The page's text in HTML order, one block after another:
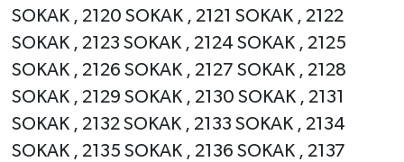
SOKAK , 2120 SOKAK , 2121 SOKAK , 2122
SOKAK , 2123 SOKAK , 2124 SOKAK , 2125
SOKAK , 2126 SOKAK , 2127 SOKAK , 2128
SOKAK , 2129 SOKAK , 2130 SOKAK , 2131
SOKAK , 2132 SOKAK , 2133 SOKAK , 2134
SOKAK , 2135 SOKAK , 2136 SOKAK , 2137